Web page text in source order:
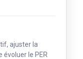
, ajuster la
le PER